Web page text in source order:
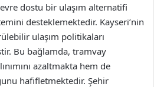
dostu bir ulaşım alternatifi
desteklemektedir. Kayseri’nin
ulaşım politikaları
Bu bağlamda, tramvay
azaltmakta hem de
hafifletmektedir. Şehir